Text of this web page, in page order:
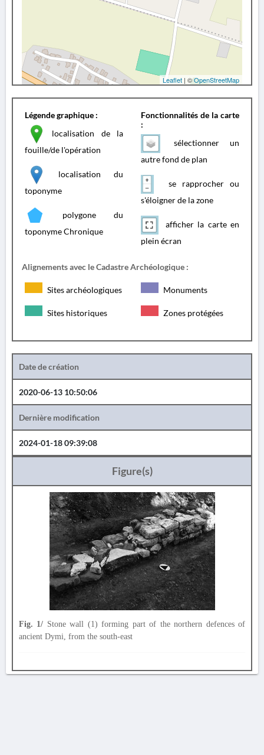
Leaflet | ©OpenStreetMap
Légende graphique :
localisation de la
fouille/de l'opération
localisation du
toponyme
polygone du
toponyme Chronique
Fonctionnalités de la carte
:
sélectionner un
autre fond de plan
se rapprocher ou
s'éloigner de la zone
afficher la carte en
plein écran
Alignements avec le Cadastre Archéologique :
Sites archéologiques Monuments
Sites historiques Zones protégées
Date de création
2020-06-13 10:50:06
Dernière modification
2024-01-18 09:39:08
Figure(s)
Fig. 1/ Stone wall (1) forming part of the northern defences of
ancient Dymi, from the south-east